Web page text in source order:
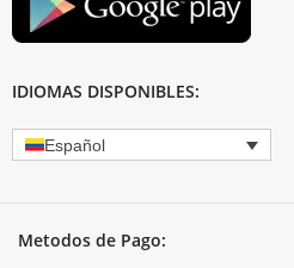
IDIOMAS DISPONIBLES:
Español
Metodos de Pago: